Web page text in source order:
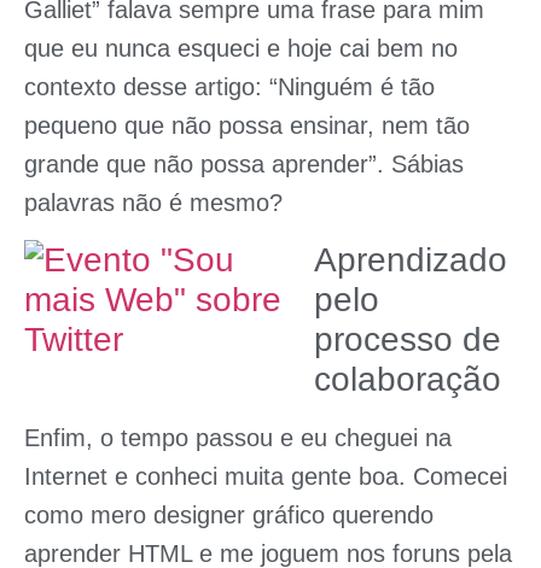
Galliet” falava sempre uma frase para mim
que eu nunca esqueci e hoje cai bem no
contexto desse artigo: “Ninguém é tão
pequeno que não possa ensinar, nem tão
grande que não possa aprender”. Sábias
palavras não é mesmo?
Aprendizado
pelo
processo de
colaboração
Enfim, o tempo passou e eu cheguei na
Internet e conheci muita gente boa. Comecei
como mero designer gráfico querendo
aprender HTML e me joguem nos foruns pela